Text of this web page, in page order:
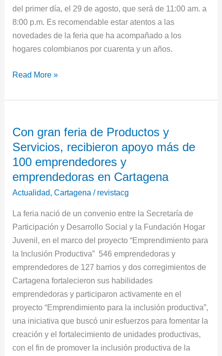
del primer día, el 29 de agosto, que será de 11:00 am. a
8:00 p.m. Es recomendable estar atentos a las
novedades de la feria que ha acompañado a los
hogares colombianos por cuarenta y un años.
Read More »
Con gran feria de Productos y
Servicios, recibieron apoyo más de
100 emprendedores y
emprendedoras en Cartagena
Actualidad,Cartagena / revistacg
La feria nació de un convenio entre la Secretaría de
Participación y Desarrollo Social y la Fundación Hogar
Juvenil, en el marco del proyecto “Emprendimiento para
la Inclusión Productiva” 546 emprendedoras y
emprendedores de 127 barrios y dos corregimientos de
Cartagena fortalecieron sus habilidades
emprendedoras y participaron activamente en el
proyecto “Emprendimiento para la inclusión productiva”,
una iniciativa que buscó unir esfuerzos para fomentar la
creación y el fortalecimiento de unidades productivas,
con el fin de promover la inclusión productiva de la
gran
feria
de
Productos
recibieron
apoyo
más
de
100
emprendedores
y
emprendedoras
en
Cartagena